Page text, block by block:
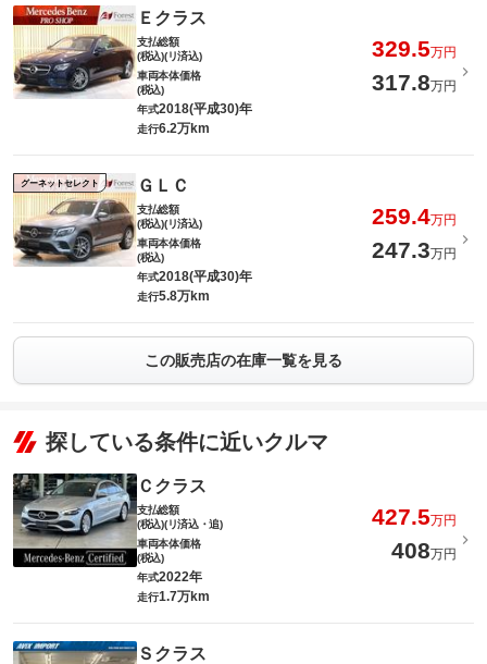
Ｅクラス
支払総額
(税込)(リ済込)
329.5万円
車両本体価格
(税込)
317.8万円
年式2018(平成30)年
走行6.2万km
グーネットセレクト ＧＬＣ
支払総額
(税込)(リ済込)
259.4万円
車両本体価格
(税込)
247.3万円
年式2018(平成30)年
走行5.8万km
この販売店の在庫一覧を見る
探している条件に近いクルマ
Ｃクラス
支払総額
(税込)(リ済込・追)
427.5万円
車両本体価格
(税込)
408万円
年式2022年
走行1.7万km
Ｓクラス